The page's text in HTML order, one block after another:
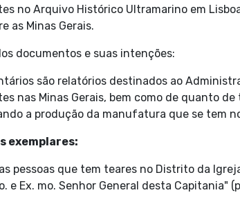
no Arquivo Histórico Ultramarino em
as Minas Gerais.
documentos e suas intenções:
são relatórios destinados ao
nas Minas Gerais, bem como de quanto
a produção da manufatura que se tem
exemplares:
pessoas que tem teares no Distrito da
e Ex. mo. Senhor General desta Capitania"